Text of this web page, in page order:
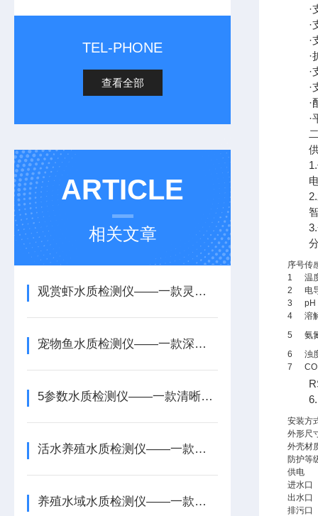
TEL-PHONE
查看全部
ARTICLE
相关文章
观赏虾水质检测仪——一款灵活性引入的带消解水质检测仪2026+派+送
宠物鱼水质检测仪——一款深入解读的生活污水水质检测仪2026+派+送
5参数水质检测仪——一款清晰呈现的矿山水质检测仪2026+派+送
活水养殖水质检测仪——一款自动识别的新型国标水质检测仪2026+派+送
养殖水域水质检测仪——一款硬核参数的多标识水质检测仪2026+派+送
·支
·支
·支
·扩
·支
·支
·配
·平
二
供水
1.
电
2.
智
3.
分析
序号传
1
温
2
电
3
pH
4
溶
5
氨
6
浊
7
6.
安装方
外形尺
外壳材
防护等
供电
进水口
出水口
排污口